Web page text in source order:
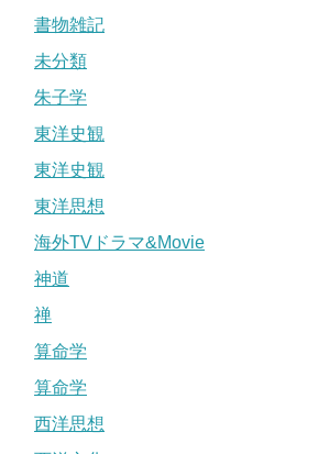
書物雑記
未分類
朱子学
東洋史観
東洋史観
東洋思想
海外TVドラマ&Movie
神道
禅
算命学
算命学
西洋思想